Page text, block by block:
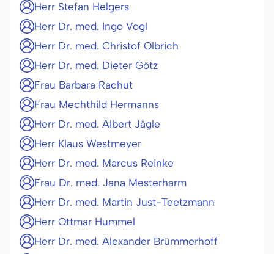
Herr Stefan Helgers
Herr Dr. med. Ingo Vogl
Herr Dr. med. Christof Olbrich
Herr Dr. med. Dieter Götz
Frau Barbara Rachut
Frau Mechthild Hermanns
Herr Dr. med. Albert Jägle
Herr Klaus Westmeyer
Herr Dr. med. Marcus Reinke
Frau Dr. med. Jana Mesterharm
Herr Dr. med. Martin Just-Teetzmann
Herr Ottmar Hummel
Herr Dr. med. Alexander Brümmerhoff